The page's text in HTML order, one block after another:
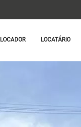
LOCADOR LOCATÁRIO